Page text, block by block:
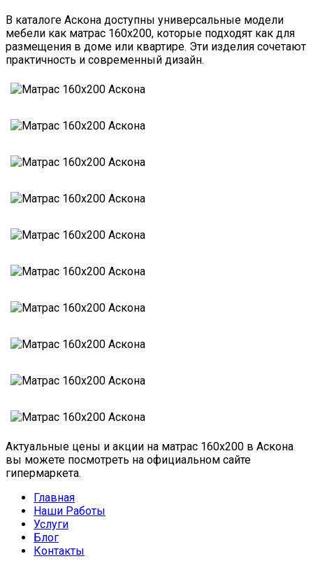
В каталоге Аскона доступны универсальные модели
мебели как матрас 160х200, которые подходят как для
размещения в доме или квартире. Эти изделия сочетают
практичность и современный дизайн.
Актуальные цены и акции на матрас 160х200 в Аскона
вы можете посмотреть на официальном сайте
гипермаркета.
Главная
Наши Работы
Услуги
Блог
Контакты